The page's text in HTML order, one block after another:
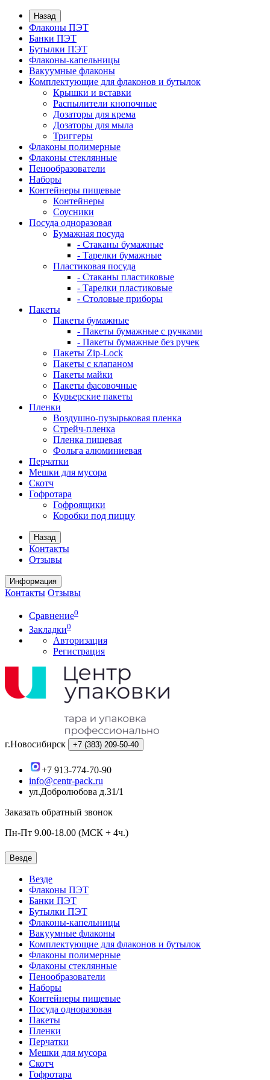
Назад
Флаконы ПЭТ
Банки ПЭТ
Бутылки ПЭТ
Флаконы-капельницы
Вакуумные флаконы
Комплектующие для флаконов и бутылок
Крышки и вставки
Распылители кнопочные
Дозаторы для крема
Дозаторы для мыла
Триггеры
Флаконы полимерные
Флаконы стеклянные
Пенообразователи
Наборы
Контейнеры пищевые
Контейнеры
Соусники
Посуда одноразовая
Бумажная посуда
- Стаканы бумажные
- Тарелки бумажные
Пластиковая посуда
- Стаканы пластиковые
- Тарелки пластиковые
- Столовые приборы
Пакеты
Пакеты бумажные
- Пакеты бумажные с ручками
- Пакеты бумажные без ручек
Пакеты Zip-Lock
Пакеты с клапаном
Пакеты майки
Пакеты фасовочные
Курьерские пакеты
Пленки
Воздушно-пузырьковая пленка
Стрейч-пленка
Пленка пищевая
Фольга алюминиевая
Перчатки
Мешки для мусора
Скотч
Гофротара
Гофроящики
Коробки под пиццу
Назад
Контакты
Отзывы
Информация
Контакты Отзывы
Сравнение0
Закладки0
Авторизация
Регистрация
г.Новосибирск +7 (383) 209-50-40
+7 913-774-70-90
info@centr-pack.ru
ул.Добролюбова д.31/1
Заказать обратный звонок
Пн-Пт 9.00-18.00 (МСК + 4ч.)
Везде
Везде
Флаконы ПЭТ
Банки ПЭТ
Бутылки ПЭТ
Флаконы-капельницы
Вакуумные флаконы
Комплектующие для флаконов и бутылок
Флаконы полимерные
Флаконы стеклянные
Пенообразователи
Наборы
Контейнеры пищевые
Посуда одноразовая
Пакеты
Пленки
Перчатки
Мешки для мусора
Скотч
Гофротара